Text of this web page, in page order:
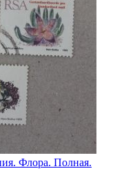
Флора. Полная.